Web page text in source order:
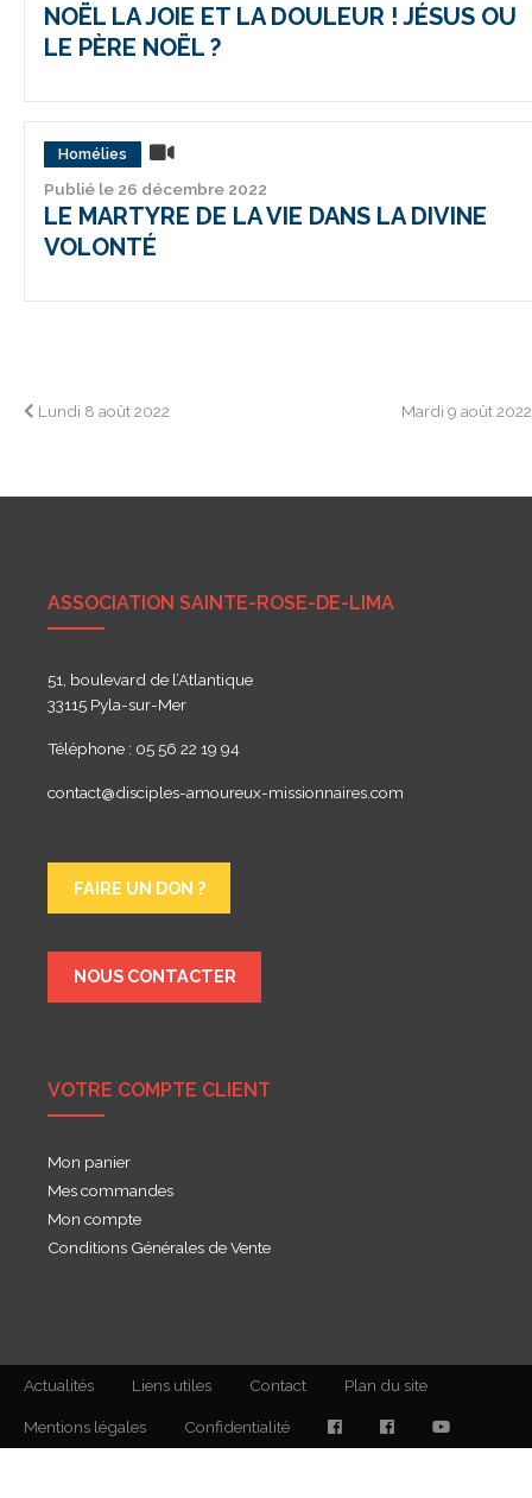
NOËL LA JOIE ET LA DOULEUR ! JÉSUS OU
LE PÈRE NOËL ?
Homélies
Publié le 26 décembre 2022
LE MARTYRE DE LA VIE DANS LA DIVINE
VOLONTÉ
Navigation
Lundi 8 août 2022 Mardi 9 août
ASSOCIATION SAINTE-ROSE-DE-LIMA
51, boulevard de l’Atlantique
33115 Pyla-sur-Mer
Téléphone : 05 56 22 19 94
contact@disciples-amoureux-missionnaires.com
FAIRE UN DON ?
NOUS CONTACTER
VOTRE COMPTE CLIENT
Mon panier
Mes commandes
Mon compte
Conditions Générales de Vente
Actualités Liens utiles Contact Plan du site
Mentions légales Confidentialité